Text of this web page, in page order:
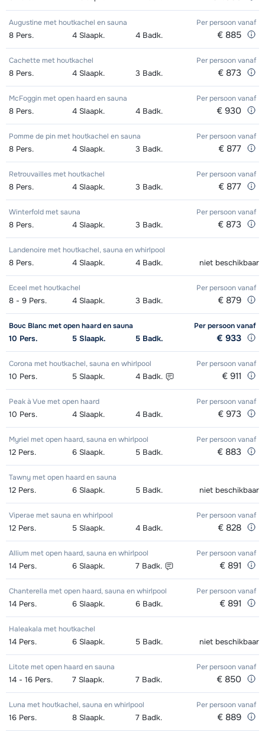
Zilver (Evolution) Schoenen (8
dagen)
afhankelijk
van week
Mini Kid Ski's + Stokken (8 dagen)
afhankelijk
van week
Mini Kid Schoenen (8 dagen)
afhankelijk
Augustine met houtkachel en sauna Per persoonvanaf
8 Pers. 4 Slaapk. 4 Badk. € 885
Cachette met houtkachel Per persoonvanaf
8 Pers. 4 Slaapk. 3 Badk. € 873
McFoggin met open haard en sauna Per persoonvanaf
8 Pers. 4 Slaapk. 4 Badk. € 930
Pomme de pin met houtkachel en sauna Per persoonvanaf
8 Pers. 4 Slaapk. 3 Badk. € 877
Retrouvailles met houtkachel Per persoonvanaf
8 Pers. 4 Slaapk. 3 Badk. € 877
Winterfold met sauna Per persoonvanaf
8 Pers. 4 Slaapk. 3 Badk. € 873
Landenoire met houtkachel, sauna en whirlpool
8 Pers. 4 Slaapk. 4 Badk. niet beschikbaar
Eceel met houtkachel Per persoonvanaf
8 - 9 Pers. 4 Slaapk. 3 Badk. € 879
Bouc Blanc met open haard en sauna Per persoonvanaf
10 Pers. 5 Slaapk. 5 Badk. € 933
Corona met houtkachel, sauna en whirlpool Per persoonvanaf
10 Pers. 5 Slaapk. 4 Badk. € 911
Peak à Vue met open haard Per persoonvanaf
10 Pers. 4 Slaapk. 4 Badk. € 973
Myriel met open haard, sauna en whirlpool Per persoonvanaf
12 Pers. 6 Slaapk. 5 Badk. € 883
Tawny met open haard en sauna
12 Pers. 6 Slaapk. 5 Badk. niet beschikbaar
Viperae met sauna en whirlpool Per persoonvanaf
12 Pers. 5 Slaapk. 4 Badk. € 828
Allium met open haard, sauna en whirlpool Per persoonvanaf
14 Pers. 6 Slaapk. 7 Badk. € 891
Chanterella met open haard, sauna en whirlpool Per persoonvanaf
14 Pers. 6 Slaapk. 6 Badk. € 891
Haleakala met houtkachel
14 Pers. 6 Slaapk. 5 Badk. niet beschikbaar
Litote met open haard en sauna Per persoonvanaf
14 - 16 Pers. 7 Slaapk. 7 Badk. € 850
Luna met houtkachel, sauna en whirlpool Per persoonvanaf
16 Pers. 8 Slaapk. 7 Badk. € 889